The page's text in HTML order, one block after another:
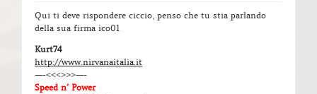
Qui ti deve rispondere ciccio, penso che tu stia parlando
della sua firma ico01
Kurt74
http://www.nirvanaitalia.it
—-<<<>>>—-
Speed n’ Power